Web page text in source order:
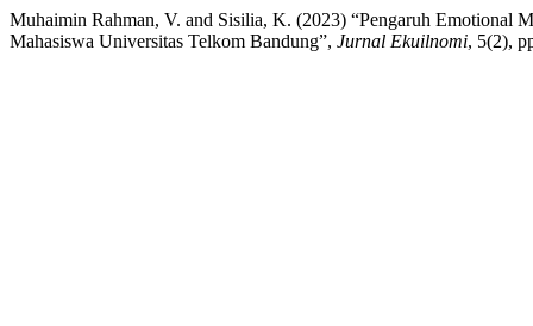
Muhaimin Rahman, V. and Sisilia, K. (2023) “Pengaruh Emotional
Mahasiswa Universitas Telkom Bandung”, Jurnal Ekuilnomi, 5(2),